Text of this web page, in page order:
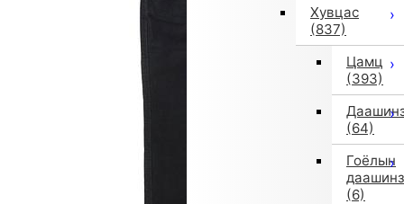
Хувцас
(837)
Цамц
(393)
(64)
Гоёлын
даашинз
(6)